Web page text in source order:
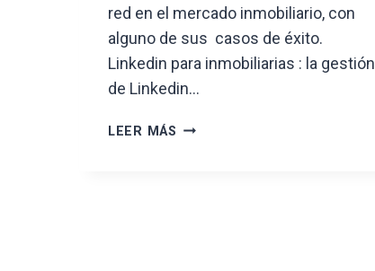
red en el mercado inmobiliario, con
alguno de sus casos de éxito.
Linkedin para inmobiliarias : la gestión
de Linkedin…
LEER MÁS LINKEDIN